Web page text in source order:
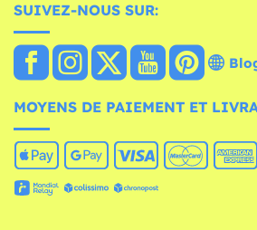
SUIVEZ-NOUS SUR:
MOYENS DE PAIEMENT ET